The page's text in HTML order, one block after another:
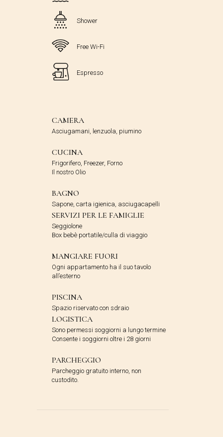
Shower
Free Wi-Fi
Espresso
CAMERA
Asciugamani, lenzuola, piumino
CUCINA
Frigorifero, Freezer, Forno
Il nostro Olio
BAGNO
Sapone, carta igienica, asciugacapelli
SERVIZI PER LE FAMIGLIE
Seggiolone
Box bebè portatile/culla di viaggio
MANGIARE FUORI
Ogni appartamento ha il suo tavolo
all’esterno
PISCINA
Spazio riservato con sdraio
LOGISTICA
Sono permessi soggiorni a lungo termine
Consente i soggiorni oltre i 28 giorni
PARCHEGGIO
Parcheggio gratuito interno, non
custodito.